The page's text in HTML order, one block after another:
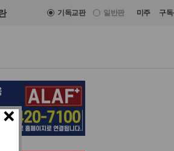
기독교판 일반판 미주 구
×